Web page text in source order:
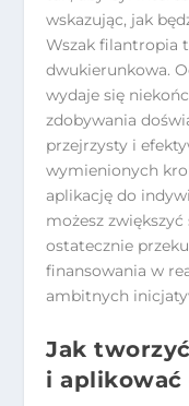
wskazując, jak
Wszak filantropia
dwukierunkowa.
wydaje się
zdobywania
przejrzysty i
wymienionych
aplikację do
możesz
ostatecznie
finansowania w
ambitnych
Jak
i aplikować